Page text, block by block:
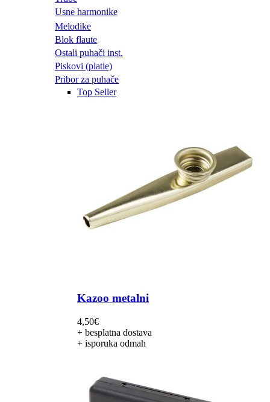
Usne harmonike
Melodike
Blok flaute
Ostali puhači inst.
Piskovi (platle)
Pribor za puhače
Top Seller
Kazoo metalni
4,50€
+ besplatna dostava
+ isporuka odmah